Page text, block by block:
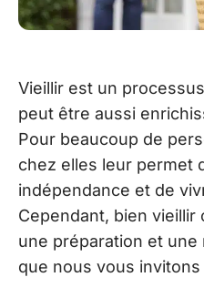
Vieillir est un
peut être aussi
Pour beaucoup de
chez elles leur permet
indépendance et de
Cependant, bien vieillir
une préparation et
que nous vous